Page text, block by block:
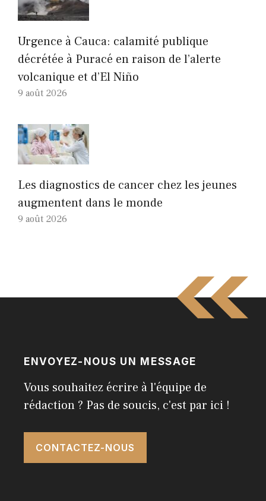
Urgence à Cauca: calamité publique
décrétée à Puracé en raison de l’alerte
volcanique et d’El Niño
9 août 2026
Les diagnostics de cancer chez les jeunes
augmentent dans le monde
9 août 2026
ENVOYEZ-NOUS UN MESSAGE
Vous souhaitez écrire à l'équipe de
rédaction ? Pas de soucis, c'est par ici !
CONTACTEZ-NOUS